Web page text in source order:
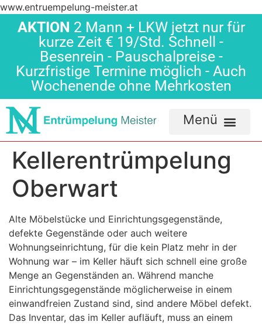
www.entruempelung-meister.at
AKTION 2 Mann + LKW jetzt nur für
kurze Zeit € 19/Std. Schnell -
Besenrein - Pauschalpreise -
Kurzfristige Termine möglich - Auch
Wochenende ohne Mehrkosten
Kellerentrümpelung
Oberwart
Alte Möbelstücke und Einrichtungsgegenstände,
defekte Gegenstände oder auch weitere
Wohnungseinrichtung, für die kein Platz mehr in der
Wohnung war – im Keller häuft sich schnell eine große
Menge an Gegenständen an. Während manche
Einrichtungsgegenstände möglicherweise in einem
einwandfreien Zustand sind, sind andere Möbel defekt.
Das Inventar, das im Keller aufläuft, muss an einem